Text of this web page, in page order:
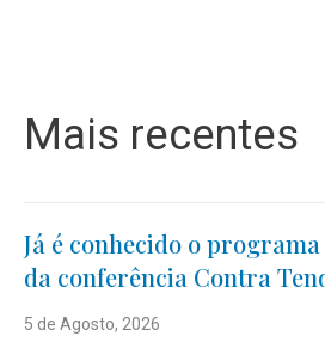
Mais recentes
Já é conhecido o
da conferência Contra
5 de Agosto, 2026